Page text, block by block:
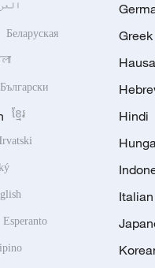
Беларуская
Български
ខ្មែរ
Esperanto
Greek
Hausa
Hindi
Italian